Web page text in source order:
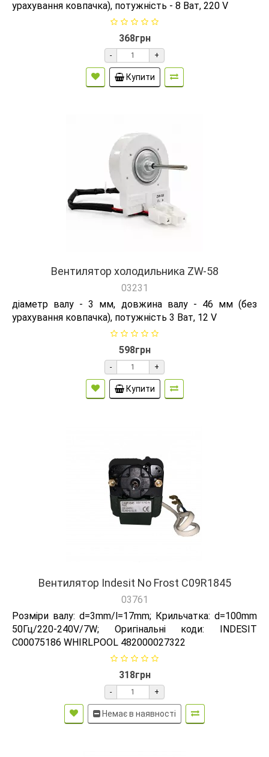
урахування ковпачка), потужність - 8 Ват, 220 V
368грн
- +
Купити
Вентилятор холодильника ZW-58
03231
діаметр валу - 3 мм, довжина валу - 46 мм (без
урахування ковпачка), потужність 3 Ват, 12 V
598грн
- +
Купити
Вентилятор Indesit No Frost C09R1845
03761
Розміри валу: d=3mm/l=17mm; Крильчатка: d=100mm
50Гц/220-240V/7W; Оригінальні коди: INDESIT
C00075186 WHIRLPOOL 482000027322
318грн
- +
Немає в наявності